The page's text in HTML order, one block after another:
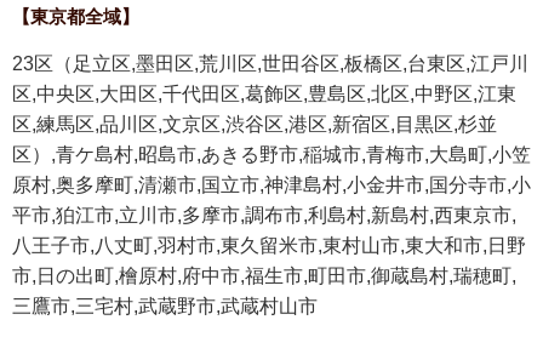
【東京都全域】
23区（足立区,墨田区,荒川区,世田谷区,板橋区,台東区,江戸川
区,中央区,大田区,千代田区,葛飾区,豊島区,北区,中野区,江東
区,練馬区,品川区,文京区,渋谷区,港区,新宿区,目黒区,杉並
区）,青ケ島村,昭島市,あきる野市,稲城市,青梅市,大島町,小笠
原村,奥多摩町,清瀬市,国立市,神津島村,小金井市,国分寺市,小
平市,狛江市,立川市,多摩市,調布市,利島村,新島村,西東京市,
八王子市,八丈町,羽村市,東久留米市,東村山市,東大和市,日野
市,日の出町,檜原村,府中市,福生市,町田市,御蔵島村,瑞穂町,
三鷹市,三宅村,武蔵野市,武蔵村山市